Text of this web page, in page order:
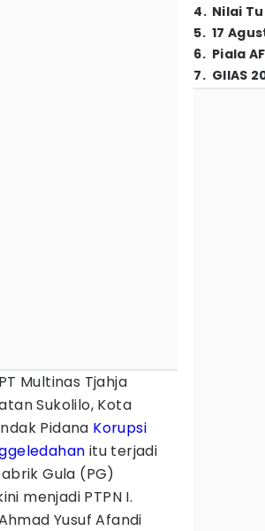
Multinas Tjahja
Sukolilo, Kota
Pidana Korupsi
itu terjadi
Gula (PG)
menjadi PTPN I.
Yusuf Afandi
4. Nilai
5. 17
6. Piala
7. GIIAS